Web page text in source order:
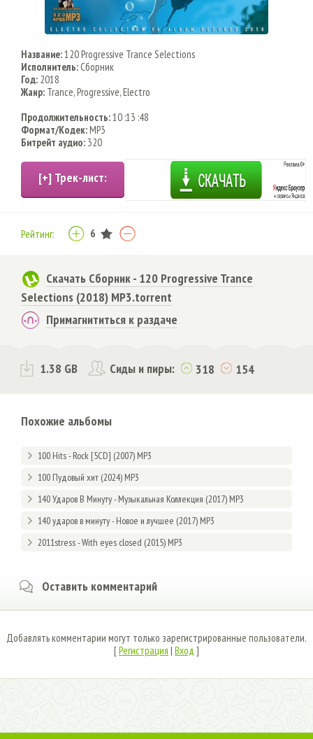
Название:120 Progressive Trance Selections
Исполнитель:Сборник
Год: 2018
Жанр: Trance, Progressive, Electro
Продолжительность:10 :13 :48
Формат/Кодек:MP3
Битрейт аудио: 320
Рейтинг: 6
Скачать Сборник - 120 Progressive Trance
Selections (2018) MP3.torrent
Примагнититься к раздаче
1.38 GB Сиды и пиры: 318 154
Похожие альбомы
100 Hits - Rock [5CD] (2007) MP3
100 Пудовый хит (2024) MP3
140 Ударов В Минуту - Музыкальная Коллекция (2017) MP3
140 ударов в минуту - Новое и лучшее (2017) MP3
2011stress - With eyes closed (2015) MP3
Оставить комментарий
Добавлять комментарии могут только зарегистрированные пользователи.
[Регистрация | Вход ]